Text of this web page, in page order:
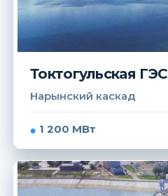
Токтогульская ГЭС
Нарынский каскад
1 200 МВт